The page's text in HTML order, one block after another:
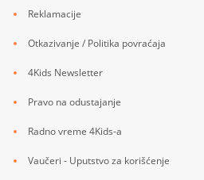
Reklamacije
Otkazivanje / Politika povraćaja
4Kids Newsletter
Pravo na odustajanje
Radno vreme 4Kids-a
Vaučeri - Uputstvo za korišćenje